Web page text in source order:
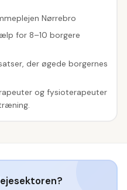
Nørrebro
for 8–10 borgere
der øgede borgernes
og fysioterapeuter